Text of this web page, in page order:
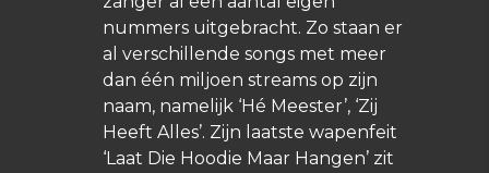
nummers uitgebracht. Zo staan er
al verschillende songs met meer
dan één miljoen streams op zijn
naam, namelijk ‘Hé Meester’, ‘Zij
Heeft Alles’. Zijn laatste wapenfeit
‘Laat Die Hoodie Maar Hangen’ zit